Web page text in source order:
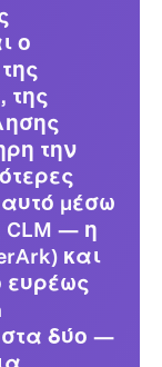
ο
της
την
αυτό μέσω
CLM — η
και
ευρέως
στα δύο —